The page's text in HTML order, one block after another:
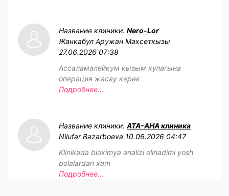
Название клиники: Nero-Lor
Жанкабул Аружан Махсеткызы
27.06.2026 07:38
Ассаламалейкум кызым кулагына
операция жасау керек
Подробнее...
Название клиники: АТА-АНА клиника
Nilufar Bazarboeva 10.06.2026 04:47
Klinikada bioximya analizi olinadimi yosh
bolalardan xam
Подробнее...